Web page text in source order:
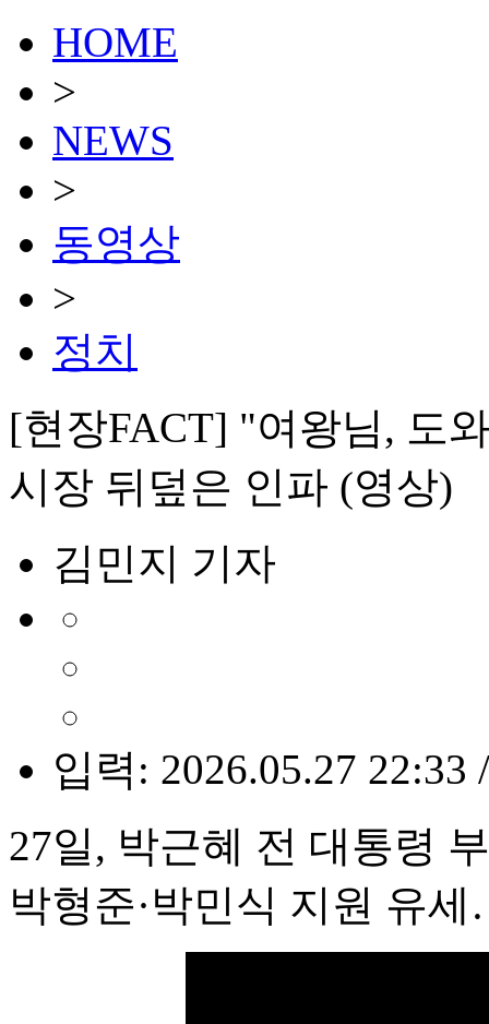
HOME
>
NEWS
>
동영상
>
정치
[현장FACT] "여왕님, 도
시장 뒤덮은 인파 (영상)
김민지 기자
입력: 2026.05.27 22:33
27일, 박근혜 전 대통령
박형준·박민식 지원 유